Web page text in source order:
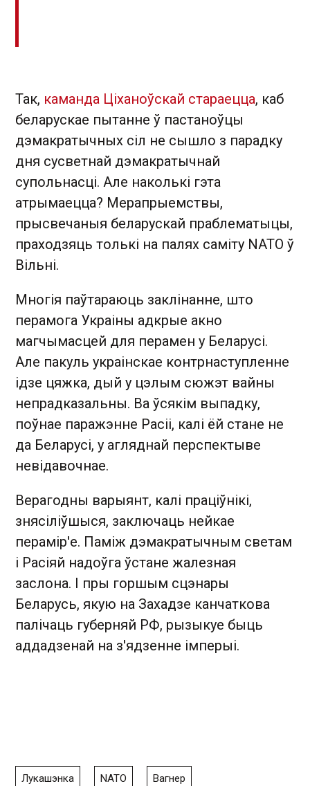
Так, каманда Ціханоўскай стараецца, каб
беларускае пытанне ў пастаноўцы
дэмакратычных сіл не сышло з парадку
дня сусветнай дэмакратычнай
супольнасці. Але наколькі гэта
атрымаецца? Мерапрыемствы,
прысвечаныя беларускай праблематыцы,
праходзяць толькі на палях саміту NATO ў
Вільні.
Многія паўтараюць заклінанне, што
перамога Украіны адкрые акно
магчымасцей для перамен у Беларусі.
Але пакуль украінскае контрнаступленне
ідзе цяжка, дый у цэлым сюжэт вайны
непрадказальны. Ва ўсякім выпадку,
поўнае паражэнне Расіі, калі ёй стане не
да Беларусі, у агляднай перспектыве
невідавочнае.
Верагодны варыянт, калі праціўнікі,
знясіліўшыся, заключаць нейкае
перамір'е. Паміж дэмакратычным светам
і Расіяй надоўга ўстане жалезная
заслона. І пры горшым сцэнары
Беларусь, якую на Захадзе канчаткова
палічаць губерняй РФ, рызыкуе быць
аддадзенай на з'ядзенне імперыі.
Лукашэнка NATO Вагнер